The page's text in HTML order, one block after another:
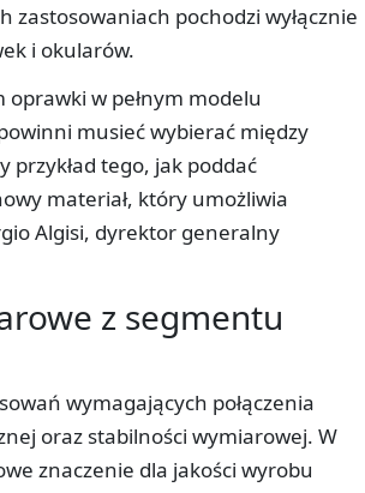
pochodzi wyłącznie
i okularów.
oprawki w pełnym modelu
musieć wybierać między
tego, jak poddać
materiał, który umożliwia
Algisi, dyrektor generalny
z segmentu
wymagających połączenia
oraz stabilności wymiarowej. W
znaczenie dla jakości wyrobu